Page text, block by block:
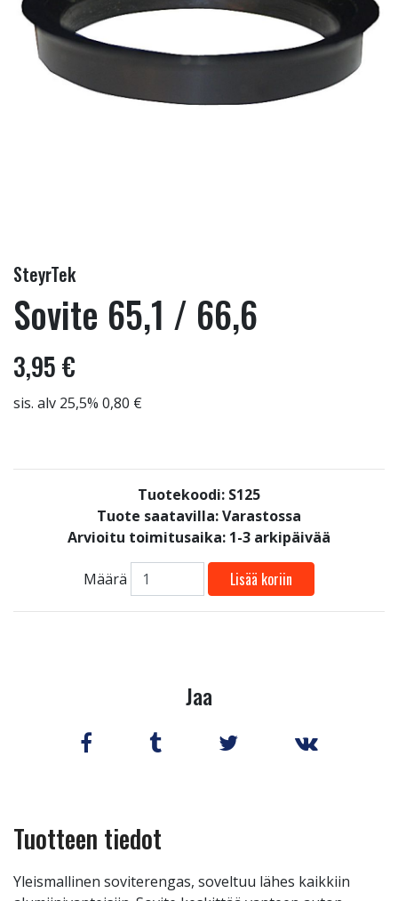
SteyrTek
Sovite 65,1 / 66,6
3,95 €
sis. alv 25,5% 0,80 €
Tuotekoodi: S125
Tuote saatavilla:Varastossa
Arvioitu toimitusaika: 1-3 arkipäivää
Määrä Lisää koriin
Jaa
Tuotteen tiedot
Yleismallinen soviterengas, soveltuu lähes kaikkiin